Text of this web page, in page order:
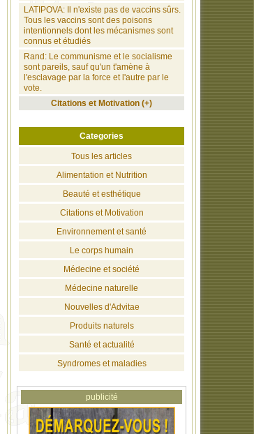
LATIPOVA: Il n'existe pas de vaccins sûrs.
Tous les vaccins sont des poisons
intentionnels dont les mécanismes sont
connus et étudiés
Rand: Le communisme et le socialisme
sont pareils, sauf qu'un t'amène à
l'esclavage par la force et l'autre par le
vote.
Citations et Motivation (+)
Categories
Tous les articles
Alimentation et Nutrition
Beauté et esthétique
Citations et Motivation
Environnement et santé
Le corps humain
Médecine et société
Médecine naturelle
Nouvelles d'Advitae
Produits naturels
Santé et actualité
Syndromes et maladies
publicité